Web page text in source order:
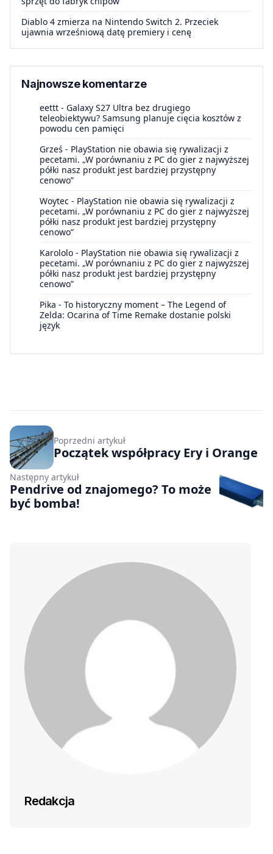
Diablo 4 zmierza na Nintendo Switch 2. Przeciek
ujawnia wrześniową datę premiery i cenę
Najnowsze komentarze
eettt - Galaxy S27 Ultra bez drugiego
teleobiektywu? Samsung planuje cięcia kosztów z
powodu cen pamięci
Grześ - PlayStation nie obawia się rywalizacji z
pecetami. „W porównaniu z PC do gier z najwyższej
półki nasz produkt jest bardziej przystępny
cenowo”
Woytec - PlayStation nie obawia się rywalizacji z
pecetami. „W porównaniu z PC do gier z najwyższej
półki nasz produkt jest bardziej przystępny
cenowo”
Karololo - PlayStation nie obawia się rywalizacji z
pecetami. „W porównaniu z PC do gier z najwyższej
półki nasz produkt jest bardziej przystępny
cenowo”
Pika - To historyczny moment – The Legend of
Zelda: Ocarina of Time Remake dostanie polski
język
Poprzedni artykuł
Początek współpracy Ery i Orange
Następny artykuł
Pendrive od znajomego? To może
być bomba!
Redakcja